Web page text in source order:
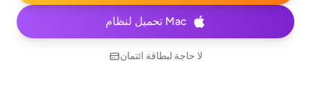
تحميل لنظام Mac
لا حاجة لبطاقة ائتمان